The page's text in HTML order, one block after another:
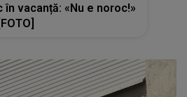
vacanță: «Nu e noroc!»
[FOTO]